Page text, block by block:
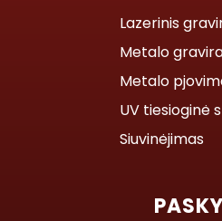
Lazerinis
Metalo
Metalo
UV tiesioginė
Siuvinėjimas